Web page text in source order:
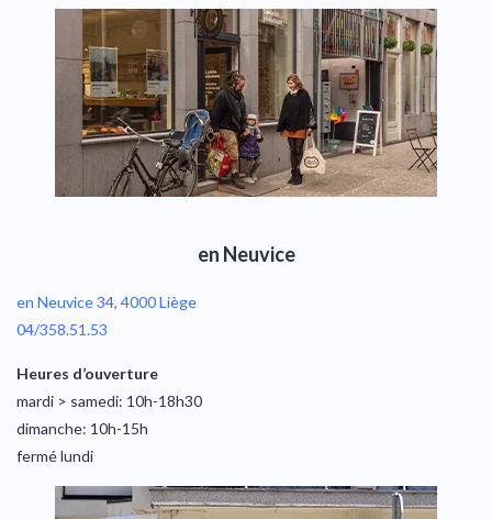
en Neuvice
en Neuvice 34, 4000 Liège
04/358.51.53
Heures d’ouverture
mardi > samedi: 10h-18h30
dimanche: 10h-15h
fermé lundi